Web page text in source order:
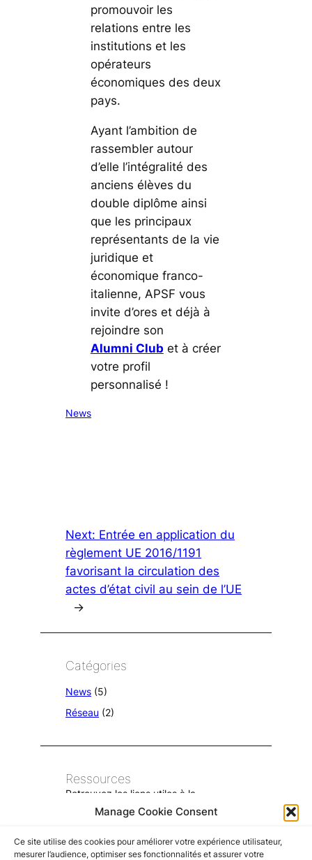
Manage Cookie Consent
Ce site utilise des cookies pour améliorer votre expérience utilisateur,
mesurer l’audience, optimiser ses fonctionnalités et assurer votre
promouvoir les
relations entre les
institutions et les
opérateurs
économiques des deux
pays.
Ayant l’ambition de
rassembler autour
d’elle l’intégralité des
anciens élèves du
double diplôme ainsi
que les principaux
représentants de la vie
juridique et
économique franco-
italienne, APSF vous
invite d’ores et déjà à
rejoindre son
Alumni Clubet à créer
votre profil
personnalisé !
News
Next: Entrée en application du
règlement UE 2016/1191
favorisant la circulation des
actes d’état civil au sein de l’UE
→
Catégories
News (5)
Réseau (2)
Ressources
Retrouvez les liens utiles à la
communauté juridique franco-italienne
Liens utiles